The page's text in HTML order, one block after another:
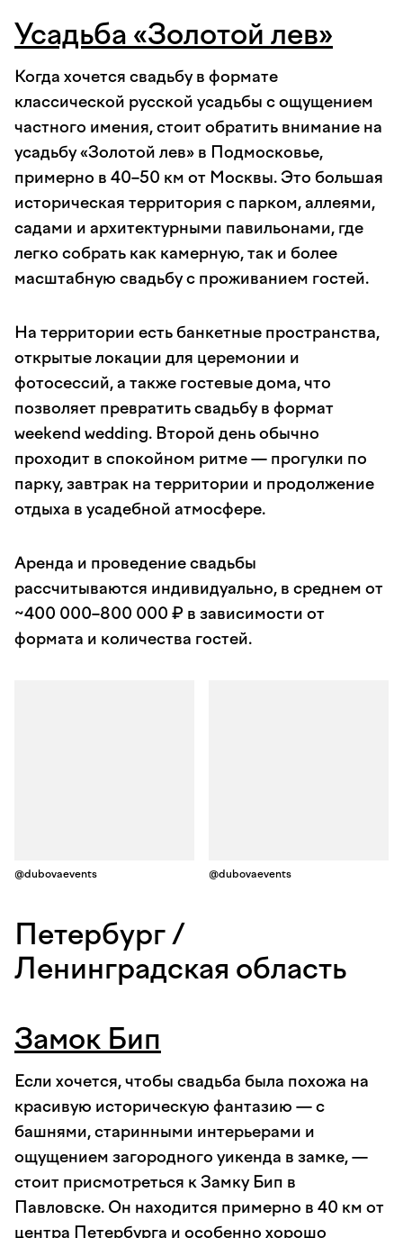
Усадьба «Золотой лев»
Когда хочется свадьбу в формате
классической русской усадьбы с ощущением
частного имения, стоит обратить внимание на
усадьбу «Золотой лев» в Подмосковье,
примерно в 40–50 км от Москвы. Это большая
историческая территория с парком, аллеями,
садами и архитектурными павильонами, где
легко собрать как камерную, так и более
масштабную свадьбу с проживанием гостей.
На территории есть банкетные пространства,
открытые локации для церемонии и
фотосессий, а также гостевые дома, что
позволяет превратить свадьбу в формат
weekend wedding. Второй день обычно
проходит в спокойном ритме — прогулки по
парку, завтрак на территории и продолжение
отдыха в усадебной атмосфере.
Аренда и проведение свадьбы
рассчитываются индивидуально, в среднем от
~400 000–800 000 ₽ в зависимости от
формата и количества гостей.
@dubovaevents @dubovaevents
Петербург /
Ленинградская область
Замок Бип
Если хочется, чтобы свадьба была похожа на
красивую историческую фантазию — с
башнями, старинными интерьерами и
ощущением загородного уикенда в замке, —
стоит присмотреться к Замку Бип в
Павловске. Он находится примерно в 40 км от
центра Петербурга и особенно хорошо